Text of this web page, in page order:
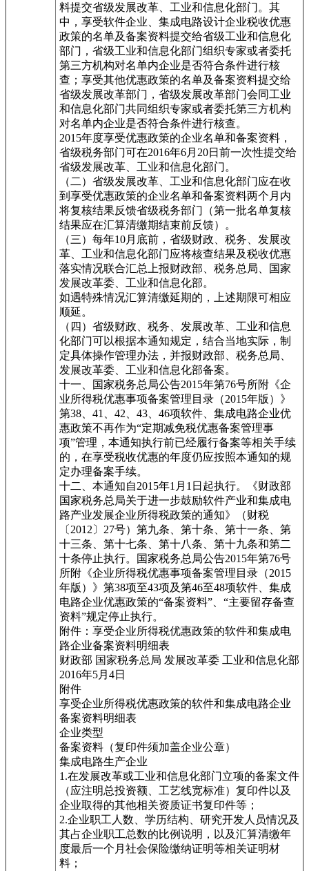
料提交省级发展改革、工业和信息化部门。其
中，享受软件企业、集成电路设计企业税收优惠
政策的名单及备案资料提交给省级工业和信息化
部门，省级工业和信息化部门组织专家或者委托
第三方机构对名单内企业是否符合条件进行核
查；享受其他优惠政策的名单及备案资料提交给
省级发展改革部门，省级发展改革部门会同工业
和信息化部门共同组织专家或者委托第三方机构
对名单内企业是否符合条件进行核查。
2015年度享受优惠政策的企业名单和备案资料，
省级税务部门可在2016年6月20日前一次性提交给
省级发展改革、工业和信息化部门。
（二）省级发展改革、工业和信息化部门应在收
到享受优惠政策的企业名单和备案资料两个月内
将复核结果反馈省级税务部门（第一批名单复核
结果应在汇算清缴期结束前反馈）。
（三）每年10月底前，省级财政、税务、发展改
革、工业和信息化部门应将核查结果及税收优惠
落实情况联合汇总上报财政部、税务总局、国家
发展改革委、工业和信息化部。
如遇特殊情况汇算清缴延期的，上述期限可相应
顺延。
（四）省级财政、税务、发展改革、工业和信息
化部门可以根据本通知规定，结合当地实际，制
定具体操作管理办法，并报财政部、税务总局、
发展改革委、工业和信息化部备案。
十一、国家税务总局公告2015年第76号所附《企
业所得税优惠事项备案管理目录（2015年版）》
第38、41、42、43、46项软件、集成电路企业优
惠政策不再作为“定期减免税优惠备案管理事
项”管理，本通知执行前已经履行备案等相关手续
的，在享受税收优惠的年度仍应按照本通知的规
定办理备案手续。
十二、本通知自2015年1月1日起执行。《财政部
国家税务总局关于进一步鼓励软件产业和集成电
路产业发展企业所得税政策的通知》（财税
〔2012〕27号）第九条、第十条、第十一条、第
十三条、第十七条、第十八条、第十九条和第二
十条停止执行。国家税务总局公告2015年第76号
所附《企业所得税优惠事项备案管理目录（2015
年版）》第38项至43项及第46至48项软件、集成
电路企业优惠政策的“备案资料”、“主要留存备查
资料”规定停止执行。
附件：享受企业所得税优惠政策的软件和集成电
路企业备案资料明细表
财政部 国家税务总局 发展改革委 工业和信息化部
2016年5月4日
附件
享受企业所得税优惠政策的软件和集成电路企业
备案资料明细表
企业类型
备案资料（复印件须加盖企业公章）
集成电路生产企业
1.在发展改革或工业和信息化部门立项的备案文件
（应注明总投资额、工艺线宽标准）复印件以及
企业取得的其他相关资质证书复印件等；
2.企业职工人数、学历结构、研究开发人员情况及
其占企业职工总数的比例说明，以及汇算清缴年
度最后一个月社会保险缴纳证明等相关证明材
料；